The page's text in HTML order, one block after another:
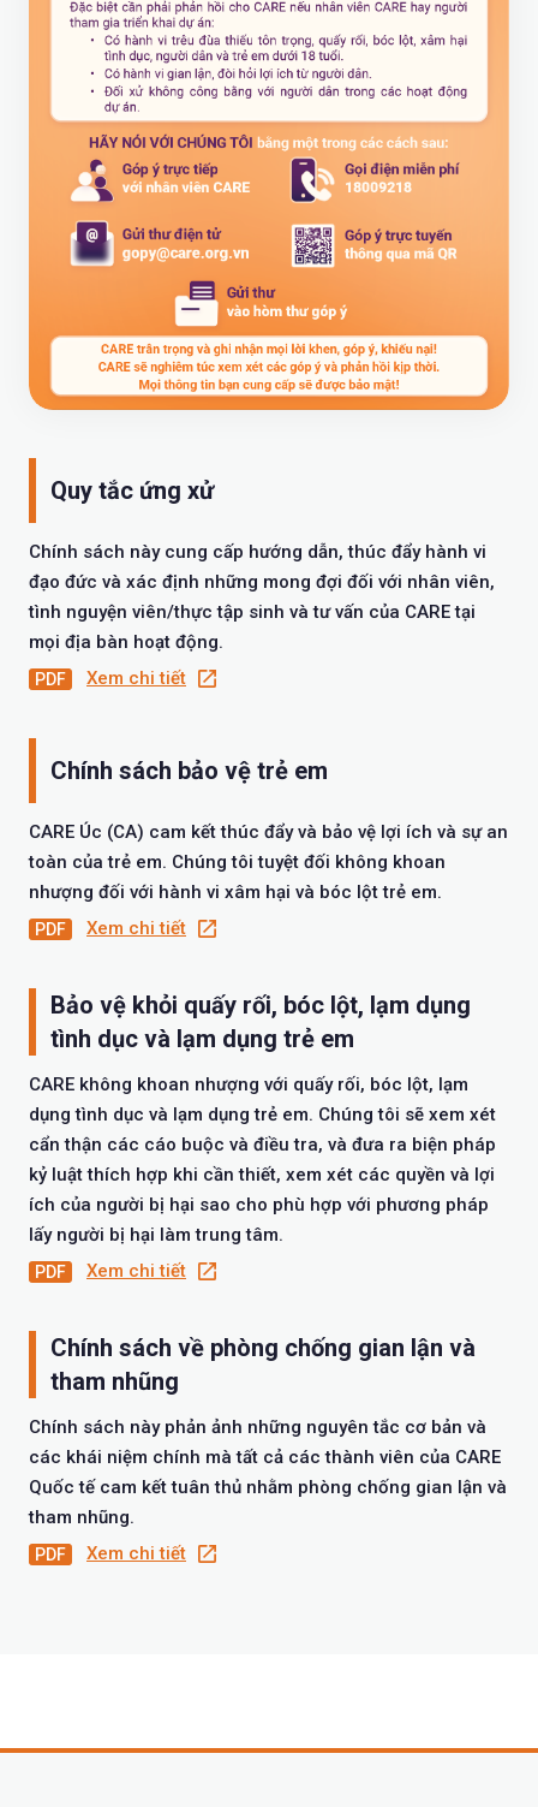
Quy tắc ứng xử
Chính sách này cung cấp hướng dẫn, thúc đẩy hành vi
đạo đức và xác định những mong đợi đối với nhân viên,
tình nguyện viên/thực tập sinh và tư vấn của CARE tại
mọi địa bàn hoạt động.
Xem chi tiết
Chính sách bảo vệ trẻ em
CARE Úc (CA) cam kết thúc đẩy và bảo vệ lợi ích và sự an
toàn của trẻ em. Chúng tôi tuyệt đối không khoan
nhượng đối với hành vi xâm hại và bóc lột trẻ em.
Xem chi tiết
Bảo vệ khỏi quấy rối, bóc lột, lạm dụng
tình dục và lạm dụng trẻ em
CARE không khoan nhượng với quấy rối, bóc lột, lạm
dụng tình dục và lạm dụng trẻ em. Chúng tôi sẽ xem xét
cẩn thận các cáo buộc và điều tra, và đưa ra biện pháp
kỷ luật thích hợp khi cần thiết, xem xét các quyền và lợi
ích của người bị hại sao cho phù hợp với phương pháp
lấy người bị hại làm trung tâm.
Xem chi tiết
Chính sách về phòng chống gian lận và
tham nhũng
Chính sách này phản ảnh những nguyên tắc cơ bản và
các khái niệm chính mà tất cả các thành viên của CARE
Quốc tế cam kết tuân thủ nhằm phòng chống gian lận và
tham nhũng.
Xem chi tiết